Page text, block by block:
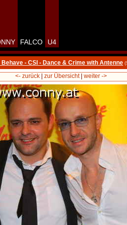
FALCO U4
Behave - CSI - Dance & Crime with Antenne
<- zurück| zur Übersicht| weiter ->